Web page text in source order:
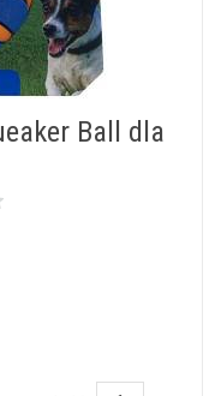
Ball dla